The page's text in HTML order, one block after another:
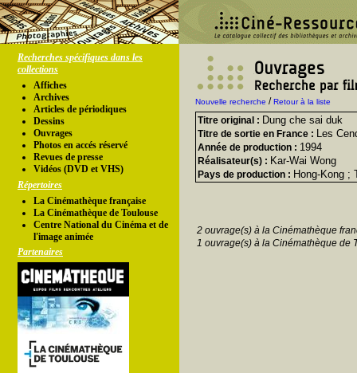
Recherches spécifiques dans les
collections
Affiches
Archives
Articles de périodiques
Dessins
Ouvrages
Photos en accés réservé
Revues de presse
Vidéos (DVD et VHS)
Répertoires
La Cinémathèque française
La Cinémathèque de Toulouse
Centre National du Cinéma et de
l'image animée
Partenaires
Nouvelle recherche /Retour à la liste
Titre original : Dung che sai duk
Titre de sortie en France : Les
Année de production : 1994
Réalisateur(s) : Kar-Wai Wong
Pays de production : Hong-Kong ;
2 ouvrage(s) à la Cinémathèque
1 ouvrage(s) à la Cinémathèque de